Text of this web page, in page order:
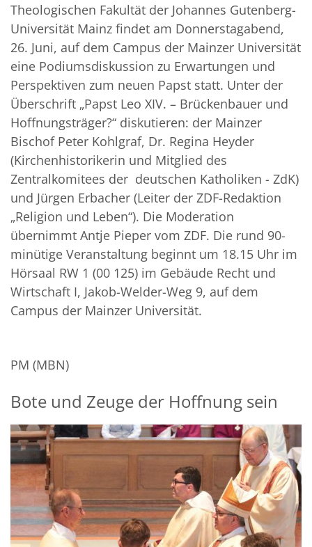
Theologischen Fakultät der Johannes Gutenberg-
Universität Mainz findet am Donnerstagabend,
26. Juni, auf dem Campus der Mainzer Universität
eine Podiumsdiskussion zu Erwartungen und
Perspektiven zum neuen Papst statt. Unter der
Überschrift „Papst Leo XIV. – Brückenbauer und
Hoffnungsträger?“ diskutieren: der Mainzer
Bischof Peter Kohlgraf, Dr. Regina Heyder
(Kirchenhistorikerin und Mitglied des
Zentralkomitees der deutschen Katholiken - ZdK)
und Jürgen Erbacher (Leiter der ZDF-Redaktion
„Religion und Leben“). Die Moderation
übernimmt Antje Pieper vom ZDF. Die rund 90-
minütige Veranstaltung beginnt um 18.15 Uhr im
Hörsaal RW 1 (00 125) im Gebäude Recht und
Wirtschaft I, Jakob-Welder-Weg 9, auf dem
Campus der Mainzer Universität.
PM (MBN)
Bote und Zeuge der Hoffnung sein